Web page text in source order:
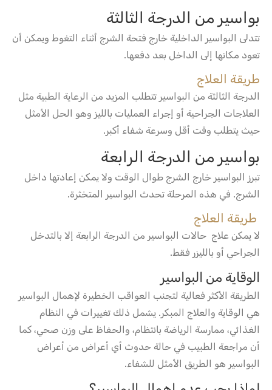
بواسير من الدرجة الثالثة
تتدلى البواسير الداخلية خارج فتحة الشرج أثناء التغوط ويمكن أن
تعود مكانها إلى الداخل بعد دفعها.
طريقة العلاج
الدرجة الثالثة من البواسير تتطلب المزيد من الرعاية الطبية مثل
العلاجات الجراحية أو إجراء العمليات بالليز وهو الحل الأمثل
حيث يتطلب وقت أقل وسرعة شفاء أكبر.
بواسير من الدرجة الرابعة
تبرز البواسير خارج الشرج طوال الوقت ولا يمكن إعادتها داخل
الشرج. في هذه المرحلة تحدث البواسير المتخثرة.
طريقة العلاج
لا يمكن علاج حالات البواسير من الدرجة الرابعة إلا بالتدخل
الجراحي أو بالليزر فقط.
الوقاية من البواسير
الطريقة الأكثر فعالية لتجنب العواقب الخطيرة لإهمال البواسير
هي الوقاية والعلاج المبكر. يشمل ذلك تغييرات في النظام
الغذائي، ممارسة الرياضة بانتظام، والحفاظ على وزن صحي، كما
أن مراجعة الطبيب في حالة حدوث أي أعراض من أعراض
البواسير هو الطريق الأمثل للشفاء.